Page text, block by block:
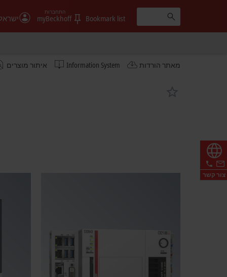
myBeckhoff
התחברות
Bookmark list
איתור מוצרים Information System מאתר הורדות
צור קשר